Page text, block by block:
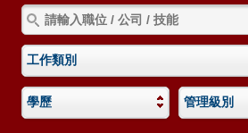
工作類別
學歷 管理級別